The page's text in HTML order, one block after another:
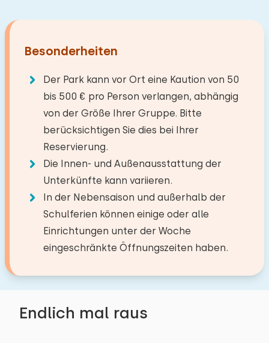
Endlich mal raus
Besonderheiten
Der Park kann vor Ort eine Kaution von 50
bis 500 € pro Person verlangen, abhängig
von der Größe Ihrer Gruppe. Bitte
berücksichtigen Sie dies bei Ihrer
Reservierung.
Die Innen- und Außenausstattung der
Unterkünfte kann variieren.
In der Nebensaison und außerhalb der
Schulferien können einige oder alle
Einrichtungen unter der Woche
eingeschränkte Öffnungszeiten haben.